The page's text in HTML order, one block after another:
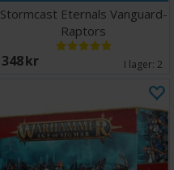
Stormcast Eternals Vanguard-
Raptors
348 SEK I lager: 2